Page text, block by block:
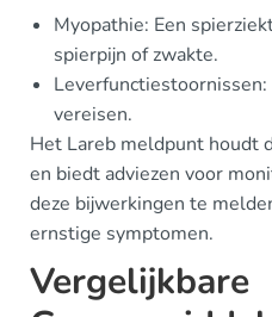
Myopathie: Een
spierpijn of zwakte.
vereisen.
Het Lareb meldpunt houdt
en biedt adviezen voor
deze bijwerkingen te
ernstige symptomen.
Vergelijkbare